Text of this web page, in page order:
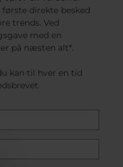
direkte besked
trends. Ved
med en
på næsten alt*.
kan til hver en tid